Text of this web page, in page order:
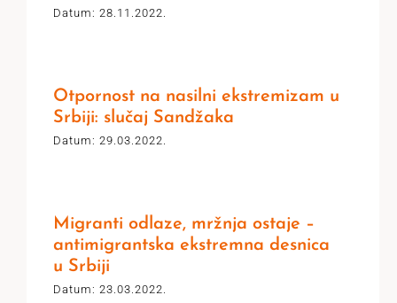
Datum: 28.11.2022.
Otpornost na nasilni ekstremizam u
Srbiji: slučaj Sandžaka
Datum: 29.03.2022.
Migranti odlaze, mržnja ostaje –
antimigrantska ekstremna desnica
u Srbiji
Datum: 23.03.2022.